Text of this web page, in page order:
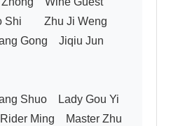
　　Zhu Ji Weng
Gong　Jiqiu Jun
Shuo　Lady Gou Yi
Ming　Master Zhu